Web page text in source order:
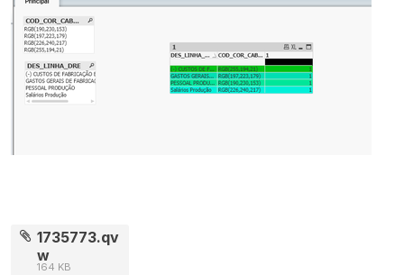
1735773.qv
w
164 KB